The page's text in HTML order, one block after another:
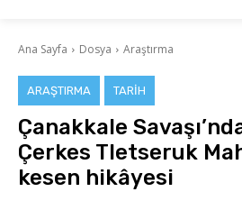
Ana Sayfa Dosya Araştırma
ARAŞTIRMA TARIH
Çanakkale
Çerkes Tletseruk
kesen hikâyesi